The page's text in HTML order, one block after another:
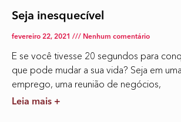
Seja inesquecível
fevereiro 22, 2021 Nenhum comentário
E se você tivesse 20 segundos para
que pode mudar a sua vida? Seja em
emprego, uma reunião de negócios,
Leia mais +